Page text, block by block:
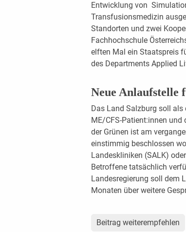
Entwicklung von
Transfusionsmedizin
Standorten und zwei
Fachhochschule
elften Mal ein Staatspreis
des Departments Applied
Neue Anlaufstelle
Das Land Salzburg soll
ME/CFS-Patient:innen und
der Grünen ist am
einstimmig beschlossen
Landeskliniken (SALK)
Betroffene tatsächlich
Landesregierung soll dem
Monaten über weitere
Beitrag weiterempfehlen